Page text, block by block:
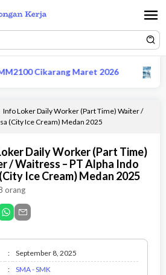
Cikarang Maret 2026
Info Loker Daily Worker (Part Time) Waiter /
(City Ice Cream) Medan 2025
Daily Worker (Part Time)
/ Waitress – PT Alpha Indo
Ice Cream) Medan 2025
orang
:
September 8, 2025
: SMA - SMK